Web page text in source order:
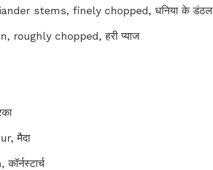
stems, finely chopped, धनिया के डंठल
roughly chopped, हरी प्याज
मैदा